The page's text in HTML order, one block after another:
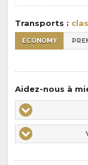
Transports :
ECONOMY
Aidez-nous à
Vos
centres
d'intérêts
Vos
sports